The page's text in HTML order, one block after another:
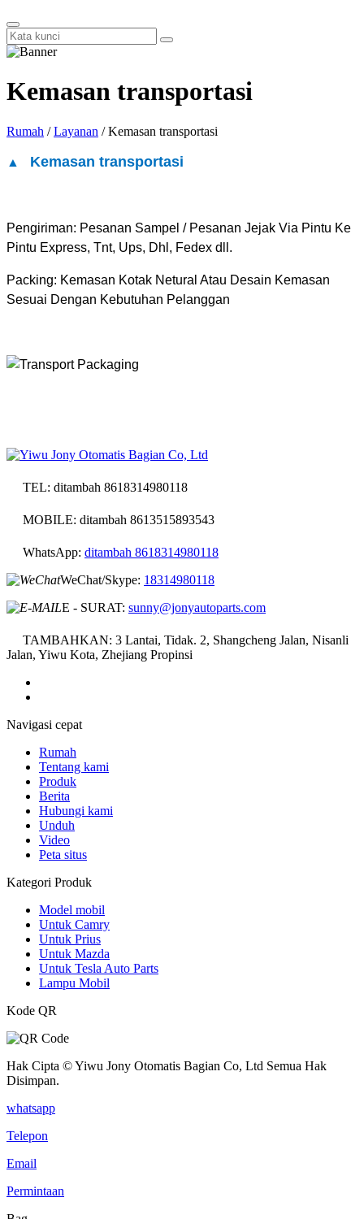
Kemasan transportasi
Rumah /Layanan / Kemasan transportasi
▲ Kemasan transportasi
Pengiriman: Pesanan Sampel / Pesanan Jejak Via Pintu Ke
Pintu Express, Tnt, Ups, Dhl, Fedex dll.
Packing: Kemasan Kotak Netural Atau Desain Kemasan
Sesuai Dengan Kebutuhan Pelanggan
TEL: ditambah 8618314980118
MOBILE: ditambah 8613515893543
WhatsApp: ditambah 8618314980118
WeChat/Skype: 18314980118
E - SURAT: sunny@jonyautoparts.com
TAMBAHKAN: 3 Lantai, Tidak. 2, Shangcheng Jalan, Nisanli
Jalan, Yiwu Kota, Zhejiang Propinsi
Navigasi cepat
Rumah
Tentang kami
Produk
Berita
Hubungi kami
Unduh
Video
Peta situs
Kategori Produk
Model mobil
Untuk Camry
Untuk Prius
Untuk Mazda
Untuk Tesla Auto Parts
Lampu Mobil
Kode QR
Hak Cipta © Yiwu Jony Otomatis Bagian Co, Ltd Semua Hak
Disimpan.
whatsapp
Telepon
Email
Permintaan